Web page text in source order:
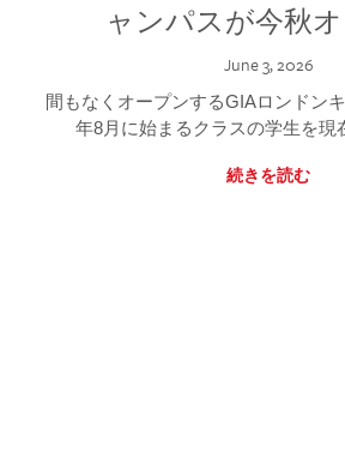
ャンパスが今秋
June 3, 2026
間もなくオープンするGIAロンドン
年8月に始まるクラスの学生を現
続きを読む